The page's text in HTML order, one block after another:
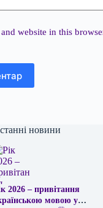
website in this
новини
2026 – привітання
мовою у